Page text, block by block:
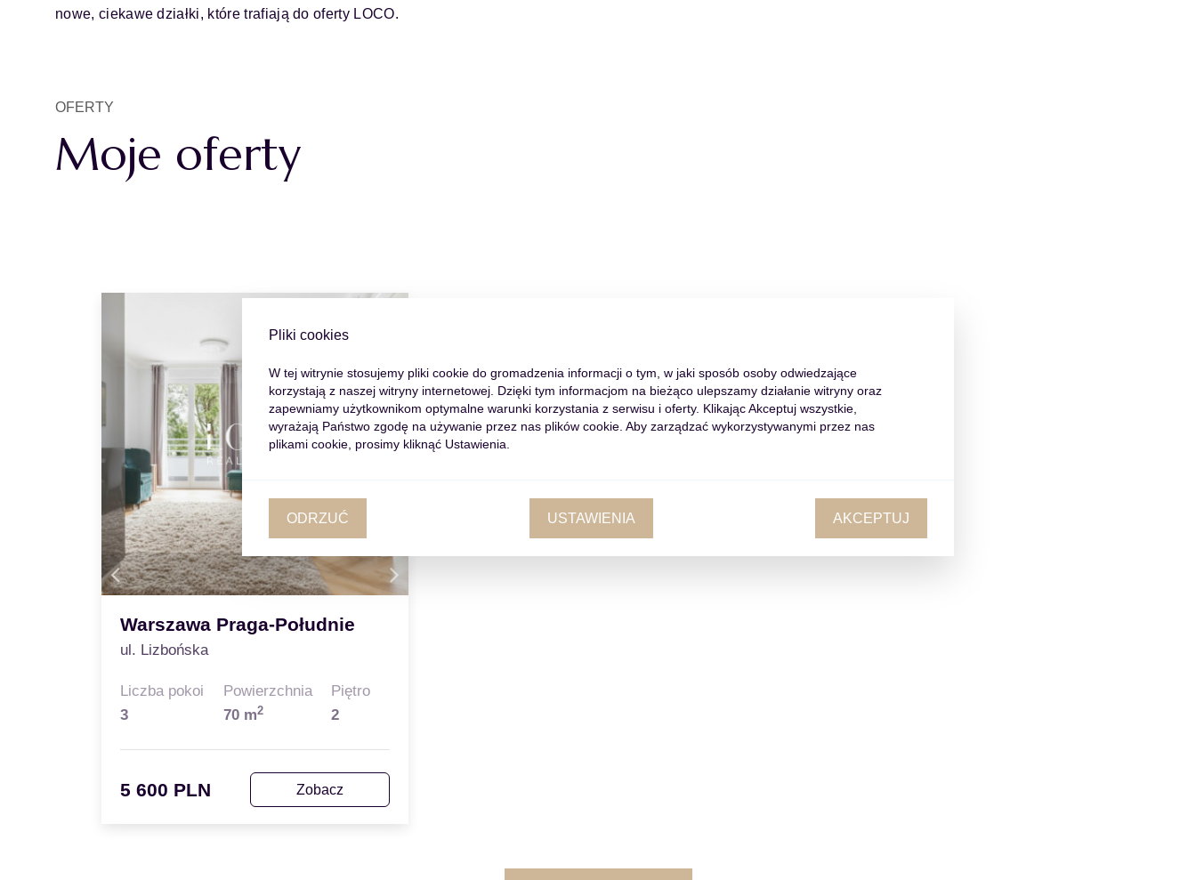
nowe, ciekawe działki, które trafiają do oferty LOCO.
OFERTY
Moje oferty
Warszawa Praga-Południe
ul. Lizbońska
Liczba pokoi
3
Powierzchnia
70 m2
Piętro
2
5 600 PLN Zobacz
Pliki cookies
W tej witrynie stosujemy pliki cookie do gromadzenia informacji o tym, w jaki sposób osoby odwiedzające
korzystają z naszej witryny internetowej. Dzięki tym informacjom na bieżąco ulepszamy działanie witryny oraz
zapewniamy użytkownikom optymalne warunki korzystania z serwisu i oferty. Klikając Akceptuj wszystkie,
wyrażają Państwo zgodę na używanie przez nas plików cookie. Aby zarządzać wykorzystywanymi przez nas
plikami cookie, prosimy kliknąć Ustawienia.
ODRZUĆ USTAWIENIA AKCEPTUJ